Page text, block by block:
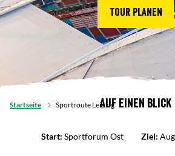
Tour planen
Startseite Sportroute LeipzigAuf einen Blick
Start: Sportforum Ost Ziel: